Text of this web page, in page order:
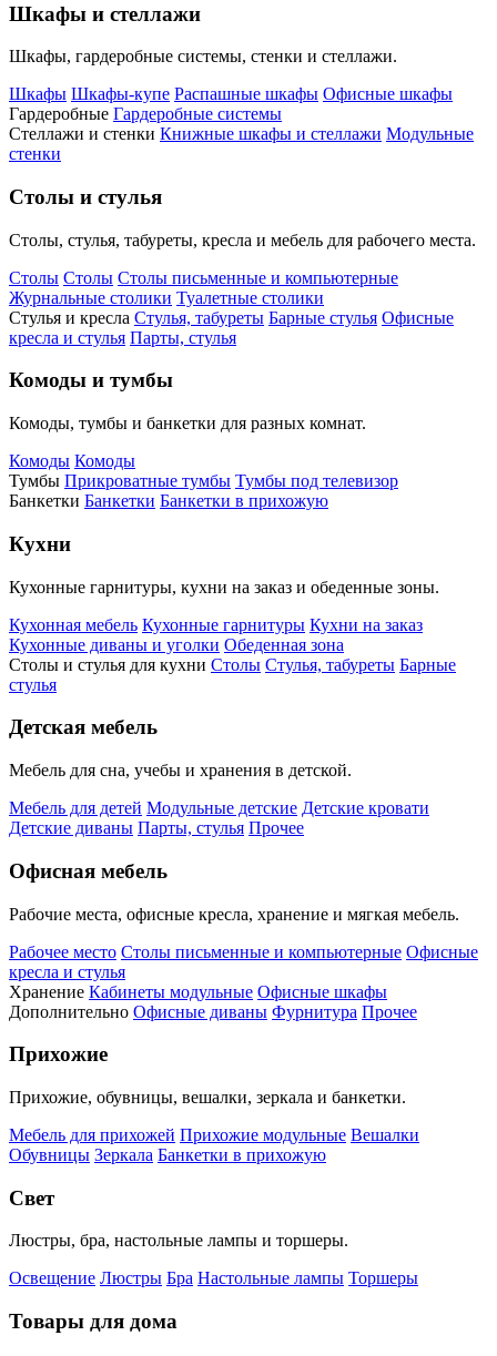
Шкафы и стеллажи
Шкафы, гардеробные системы, стенки и стеллажи.
Шкафы Шкафы-купе Распашные шкафы Офисные шкафы
Гардеробные Гардеробные системы
Стеллажи и стенки Книжные шкафы и стеллажи Модульные
стенки
Столы и стулья
Столы, стулья, табуреты, кресла и мебель для рабочего места.
Столы Столы Столы письменные и компьютерные
Журнальные столики Туалетные столики
Стулья и кресла Стулья, табуреты Барные стулья Офисные
кресла и стулья Парты, стулья
Комоды и тумбы
Комоды, тумбы и банкетки для разных комнат.
Комоды Комоды
Тумбы Прикроватные тумбы Тумбы под телевизор
Банкетки Банкетки Банкетки в прихожую
Кухни
Кухонные гарнитуры, кухни на заказ и обеденные зоны.
Кухонная мебель Кухонные гарнитуры Кухни на заказ
Кухонные диваны и уголки Обеденная зона
Столы и стулья для кухни Столы Стулья, табуреты Барные
стулья
Детская мебель
Мебель для сна, учебы и хранения в детской.
Мебель для детей Модульные детские Детские кровати
Детские диваны Парты, стулья Прочее
Офисная мебель
Рабочие места, офисные кресла, хранение и мягкая мебель.
Рабочее место Столы письменные и компьютерные Офисные
кресла и стулья
Хранение Кабинеты модульные Офисные шкафы
Дополнительно Офисные диваны Фурнитура Прочее
Прихожие
Прихожие, обувницы, вешалки, зеркала и банкетки.
Мебель для прихожей Прихожие модульные Вешалки
Обувницы Зеркала Банкетки в прихожую
Свет
Люстры, бра, настольные лампы и торшеры.
Освещение Люстры Бра Настольные лампы Торшеры
Товары для дома